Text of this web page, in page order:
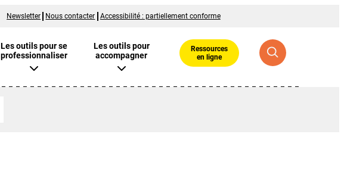
Newsletter Nous contacter Accessibilité : partiellement conforme
Les outils pour se
professionnaliser
Les outils pour
accompagner
Ressources
en ligne